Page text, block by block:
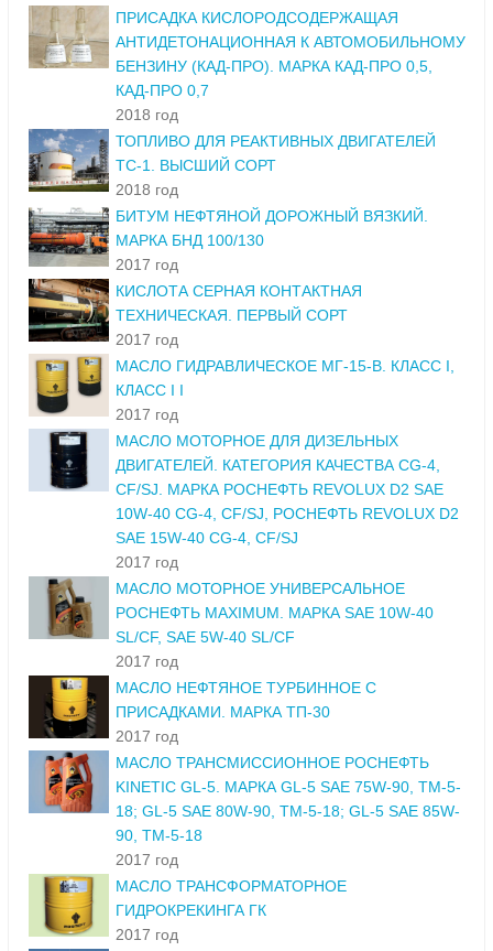
ПРИСАДКА КИСЛОРОДСОДЕРЖАЩАЯ
АНТИДЕТОНАЦИОННАЯ К АВТОМОБИЛЬНОМУ
БЕНЗИНУ (КАД-ПРО). МАРКА КАД-ПРО 0,5,
КАД-ПРО 0,7
2018 год
ТОПЛИВО ДЛЯ РЕАКТИВНЫХ ДВИГАТЕЛЕЙ
ТС-1. ВЫСШИЙ СОРТ
2018 год
БИТУМ НЕФТЯНОЙ ДОРОЖНЫЙ ВЯЗКИЙ.
МАРКА БНД 100/130
2017 год
КИСЛОТА СЕРНАЯ КОНТАКТНАЯ
ТЕХНИЧЕСКАЯ. ПЕРВЫЙ СОРТ
2017 год
МАСЛО ГИДРАВЛИЧЕСКОЕ МГ-15-В. КЛАСС I,
КЛАСС I I
2017 год
МАСЛО МОТОРНОЕ ДЛЯ ДИЗЕЛЬНЫХ
ДВИГАТЕЛЕЙ. КАТЕГОРИЯ КАЧЕСТВА CG-4,
CF/SJ. МАРКА РОСНЕФТЬ REVOLUX D2 SAE
10W-40 CG-4, CF/SJ, РОСНЕФТЬ REVOLUX D2
SAE 15W-40 CG-4, CF/SJ
2017 год
МАСЛО МОТОРНОЕ УНИВЕРСАЛЬНОЕ
РОСНЕФТЬ MAXIMUM. МАРКА SAE 10W-40
SL/CF, SAE 5W-40 SL/CF
2017 год
МАСЛО НЕФТЯНОЕ ТУРБИННОЕ С
ПРИСАДКАМИ. МАРКА ТП-30
2017 год
МАСЛО ТРАНСМИССИОННОЕ РОСНЕФТЬ
KINETIC GL-5. МАРКА GL-5 SAE 75W-90, ТМ-5-
18; GL-5 SAE 80W-90, ТМ-5-18; GL-5 SAE 85W-
90, ТМ-5-18
2017 год
МАСЛО ТРАНСФОРМАТОРНОЕ
ГИДРОКРЕКИНГА ГК
2017 год